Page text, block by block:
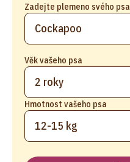
Zadejte plemeno svého psa
Věk vašeho psa
2 roky
Hmotnost vašeho psa
12-15 kg